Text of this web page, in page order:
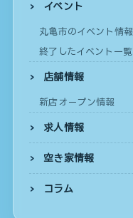
イベント
丸亀市のイベント情報
終了したイベント一覧
店舗情報
新店オープン情報
求人情報
空き家情報
コラム